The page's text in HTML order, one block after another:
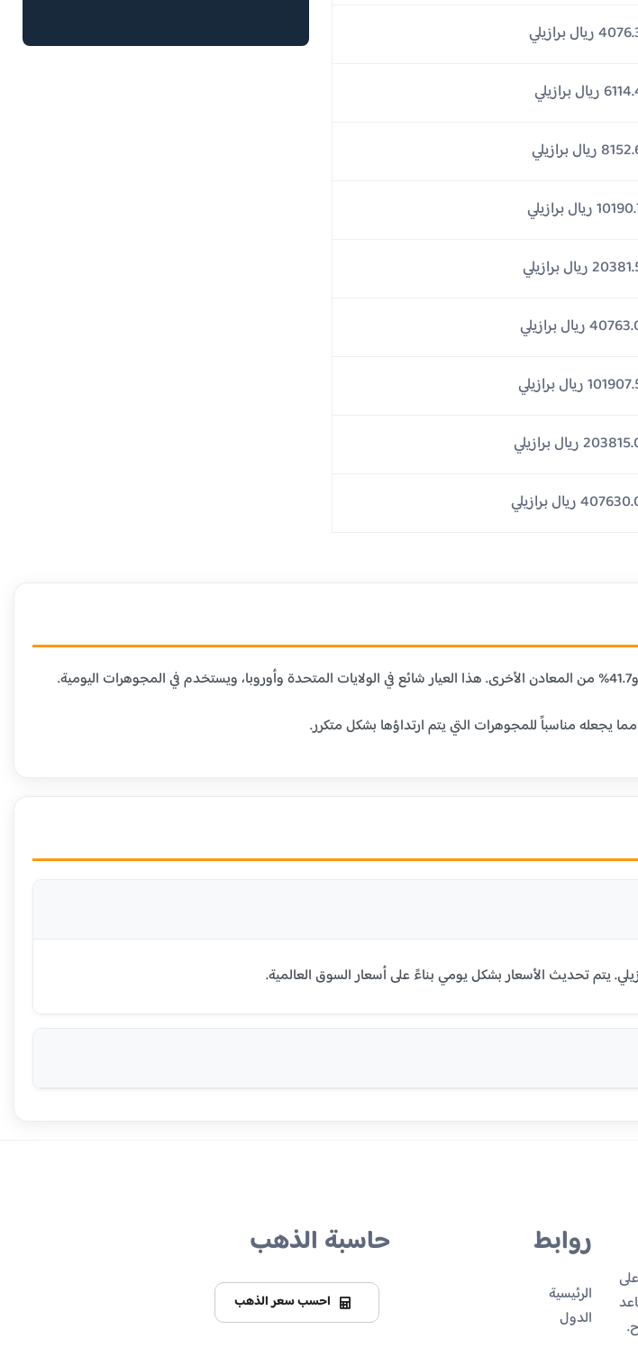
ريال برازيلي
برازيلي
ريال برازيلي
ريال برازيلي
ريال برازيلي
ريال برازيلي
ريال برازيلي
ريال برازيلي
ريال برازيلي
روابط
الرئيسية
الدول
حاسبة الذهب
احسب سعر الذهب